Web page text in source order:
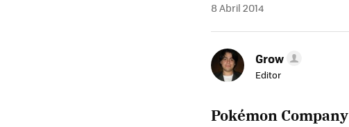
8 Abril 2014
Grow
Editor
Pokémon Company